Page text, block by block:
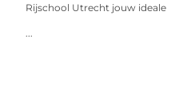
Rijschool Utrecht jouw ideale
...